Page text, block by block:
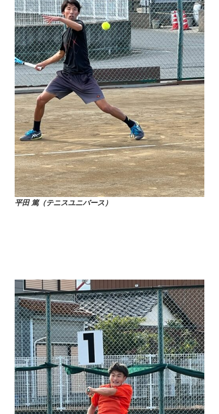
平田 篤（テニスユニバース）